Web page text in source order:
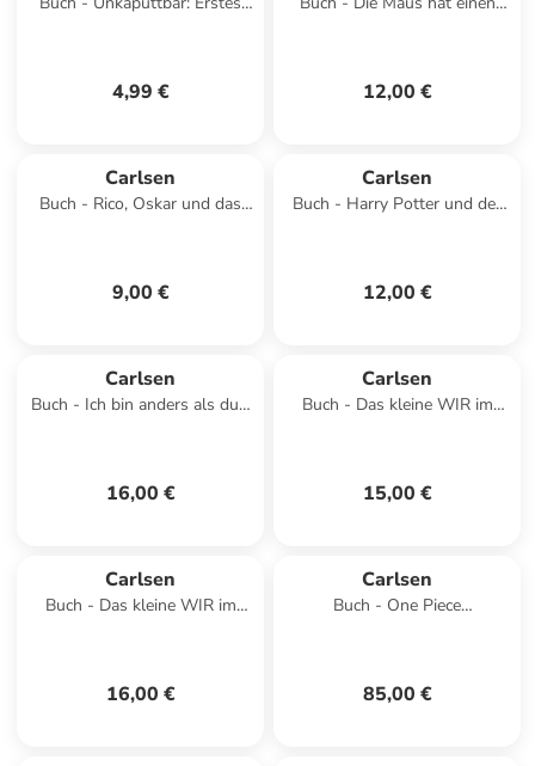
4,99 € 12,00 €
Carlsen
Buch - Rico, Oskar und das
9,00 €
Carlsen
Buch - Harry Potter und der
12,00 €
Carlsen
Buch - Ich bin anders als du -
16,00 €
Carlsen
Buch - Das kleine WIR im
15,00 €
Carlsen
Buch - Das kleine WIR im
16,00 €
Carlsen
Buch - One Piece
85,00 €